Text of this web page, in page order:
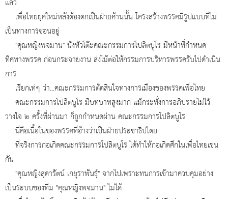
แล้ว
เพื่อไทยยุคใหม่หลังต้องตกเป็นฝ่ายค้านนั้น โครงสร้างพรรคมีรูปแบบที่ไม่
เป็นทางการซ่อนอยู่
"คุณหญิงพจมาน" นั่งหัวโต๊ะคณะกรรมการโปลิตบูโร มีหน้าที่กำหนด
ทิศทางพรรค ก่อนกระจายงาน ส่งไม้ต่อให้กรรมการบริหารพรรครับไปดำเนิน
การ
เรียกเท่ๆ ว่า...คณะกรรมการตัดสินใจทางการเมืองของพรรคเพื่อไทย
คณะกรรมการโปลิตบูโร มีบทบาทสูงมาก แม้กระทั่งการอภิปรายไม่ไว้
วางใจ ๒ ครั้งที่ผ่านมา ก็ถูกกำหนดผ่าน คณะกรรมการโปลิตบูโร
นี่คือเนื้อในของพรรคที่อ้างว่าเป็นฝ่ายประชาธิปไตย
ที่จริงการก่อเกิดคณะกรรมการโปลิตบูโร ได้ทำให้ก่อเกิดศึกในเพื่อไทยเช่น
กัน
"คุณหญิงสุดารัตน์ เกยุราพันธุ์" จากไปเพราะทนการเข้ามาควบคุมอย่าง
เป็นระบบของทีม "คุณหญิงพจมาน" ไม่ได้